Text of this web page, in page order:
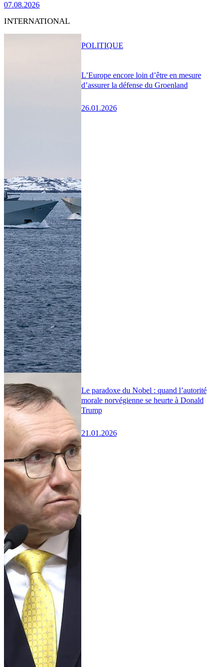
07.08.2026
INTERNATIONAL
L’Europe encore loin d’être en mesure
d’assurer la défense du Groenland
26.01.2026
POLITIQUE
Le paradoxe du Nobel : quand l’autorité
morale norvégienne se heurte à Donald
Trump
21.01.2026